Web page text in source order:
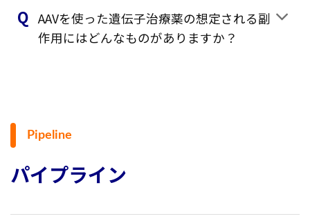
AAVを使った遺伝子治療薬の想定される副
作用にはどんなものがありますか？
Pipeline
パイプライン